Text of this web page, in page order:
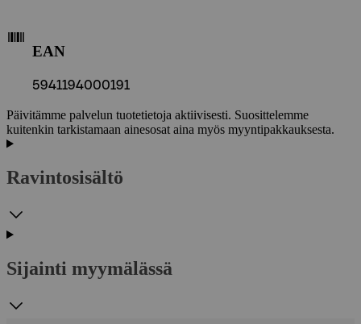
EAN
5941194000191
Päivitämme palvelun tuotetietoja aktiivisesti. Suosittelemme
kuitenkin tarkistamaan ainesosat aina myös myyntipakkauksesta.
Ravintosisältö
Sijainti myymälässä